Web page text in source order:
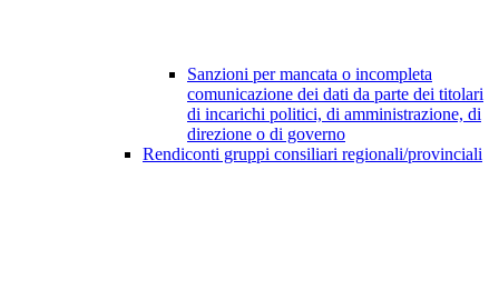
Sanzioni per mancata o incompleta
comunicazione dei dati da parte dei titolari
di incarichi politici, di amministrazione, di
direzione o di governo
Rendiconti gruppi consiliari regionali/provinciali